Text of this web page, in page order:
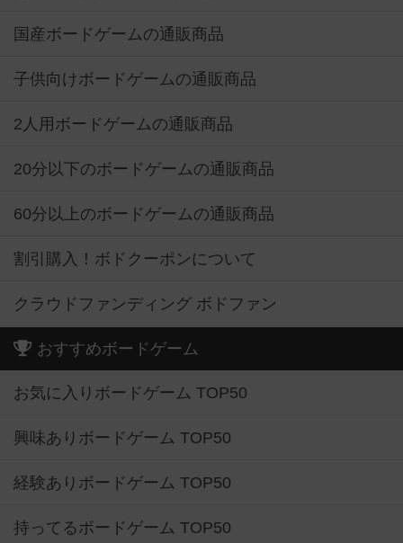
国産ボードゲームの通販商品
子供向けボードゲームの通販商品
2人用ボードゲームの通販商品
20分以下のボードゲームの通販商品
60分以上のボードゲームの通販商品
割引購入！ボドクーポンについて
クラウドファンディング ボドファン
おすすめボードゲーム
お気に入りボードゲーム TOP50
興味ありボードゲーム TOP50
経験ありボードゲーム TOP50
持ってるボードゲーム TOP50